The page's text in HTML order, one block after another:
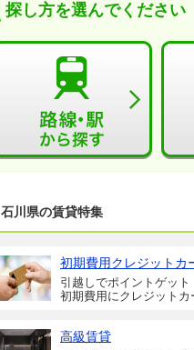
探し方を選んでください
石川県の賃貸特集
初期費用クレジットカ
引越しでポイントゲット
初期費用にクレジット
高級賃貸